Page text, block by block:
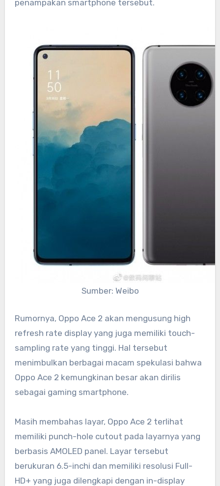
penampakan smartphone tersebut.
Sumber: Weibo
Rumornya, Oppo Ace 2 akan mengusung high
refresh rate display yang juga memiliki touch-
sampling rate yang tinggi. Hal tersebut
menimbulkan berbagai macam spekulasi bahwa
Oppo Ace 2 kemungkinan besar akan dirilis
sebagai gaming smartphone.
Masih membahas layar, Oppo Ace 2 terlihat
memiliki punch-hole cutout pada layarnya yang
berbasis AMOLED panel. Layar tersebut
berukuran 6.5-inchi dan memiliki resolusi Full-
HD+ yang juga dilengkapi dengan in-display